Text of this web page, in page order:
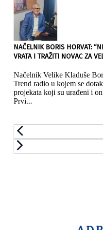
NAČELNIK BORIS HORVAT:
VRATA I TRAŽITI NOVAC ZA
Načelnik Velike Kladuše
Trend radio u kojem se
projekata koji su urađeni i
Prvi...